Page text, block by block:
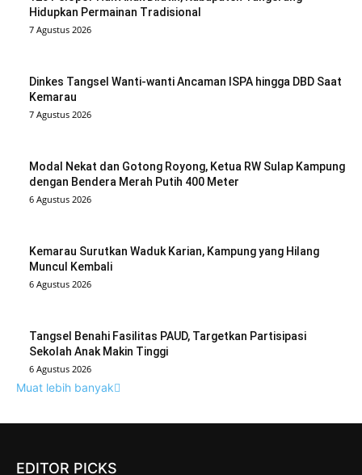
Hidupkan Permainan Tradisional
7 Agustus 2026
Dinkes Tangsel Wanti-wanti Ancaman ISPA hingga DBD Saat
Kemarau
7 Agustus 2026
Modal Nekat dan Gotong Royong, Ketua RW Sulap Kampung
dengan Bendera Merah Putih 400 Meter
6 Agustus 2026
Kemarau Surutkan Waduk Karian, Kampung yang Hilang
Muncul Kembali
6 Agustus 2026
Tangsel Benahi Fasilitas PAUD, Targetkan Partisipasi
Sekolah Anak Makin Tinggi
6 Agustus 2026
Muat lebih banyak
EDITOR PICKS